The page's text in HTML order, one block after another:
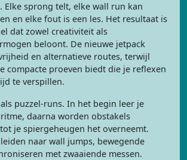
Elke sprong telt, elke wall run kan
en elke fout is een les. Het resultaat is
dat zowel creativiteit als
beloont. De nieuwe jetpack
en alternatieve routes, terwijl
compacte proeven biedt die je reflexen
te verspillen.
puzzel-runs. In het begin leer je
daarna worden obstakels
je spiergeheugen het overneemt.
naar wall jumps, bewegende
met zwaaiende messen.